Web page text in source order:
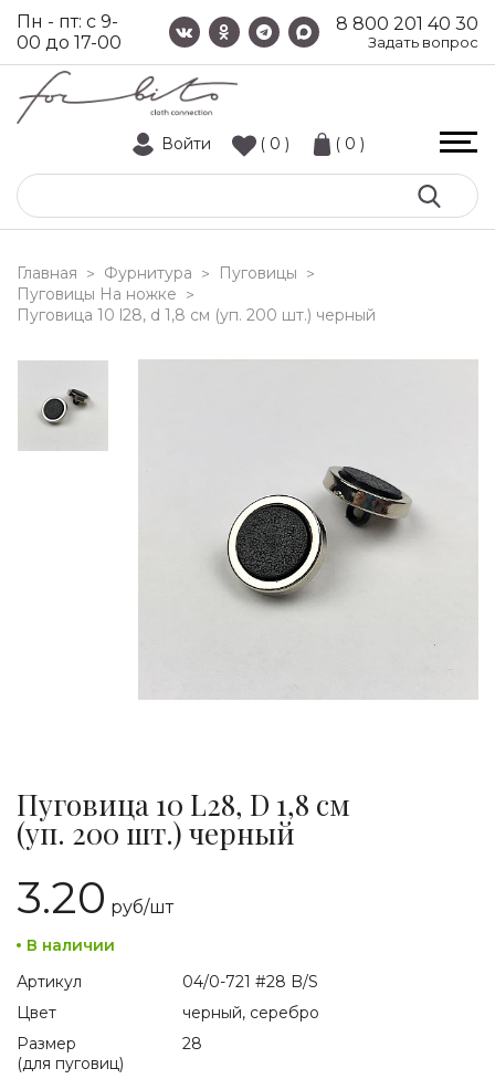
8 800 201 40 30
Задать вопрос
Пн - пт: с 9-
00 до 17-00
Войти ( 0 ) ( 0 )
Главная > Фурнитура > Пуговицы >
Пуговицы На ножке >
пуговица 10 l28, d 1,8 см (уп. 200 шт.) черный
Пуговица 10 L28, D 1,8 см
(уп. 200 шт.) черный
3.20 руб/шт
В наличии
Артикул
04/0-721 #28 B/S
Цвет
черный, серебро
Размер
(для пуговиц)
28